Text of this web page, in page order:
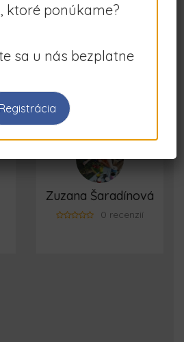
0 recenzií
Zuzana Šaradínová
0 recenzií
ktoré ponúkame?
sa u nás bezplatne
Registrácia